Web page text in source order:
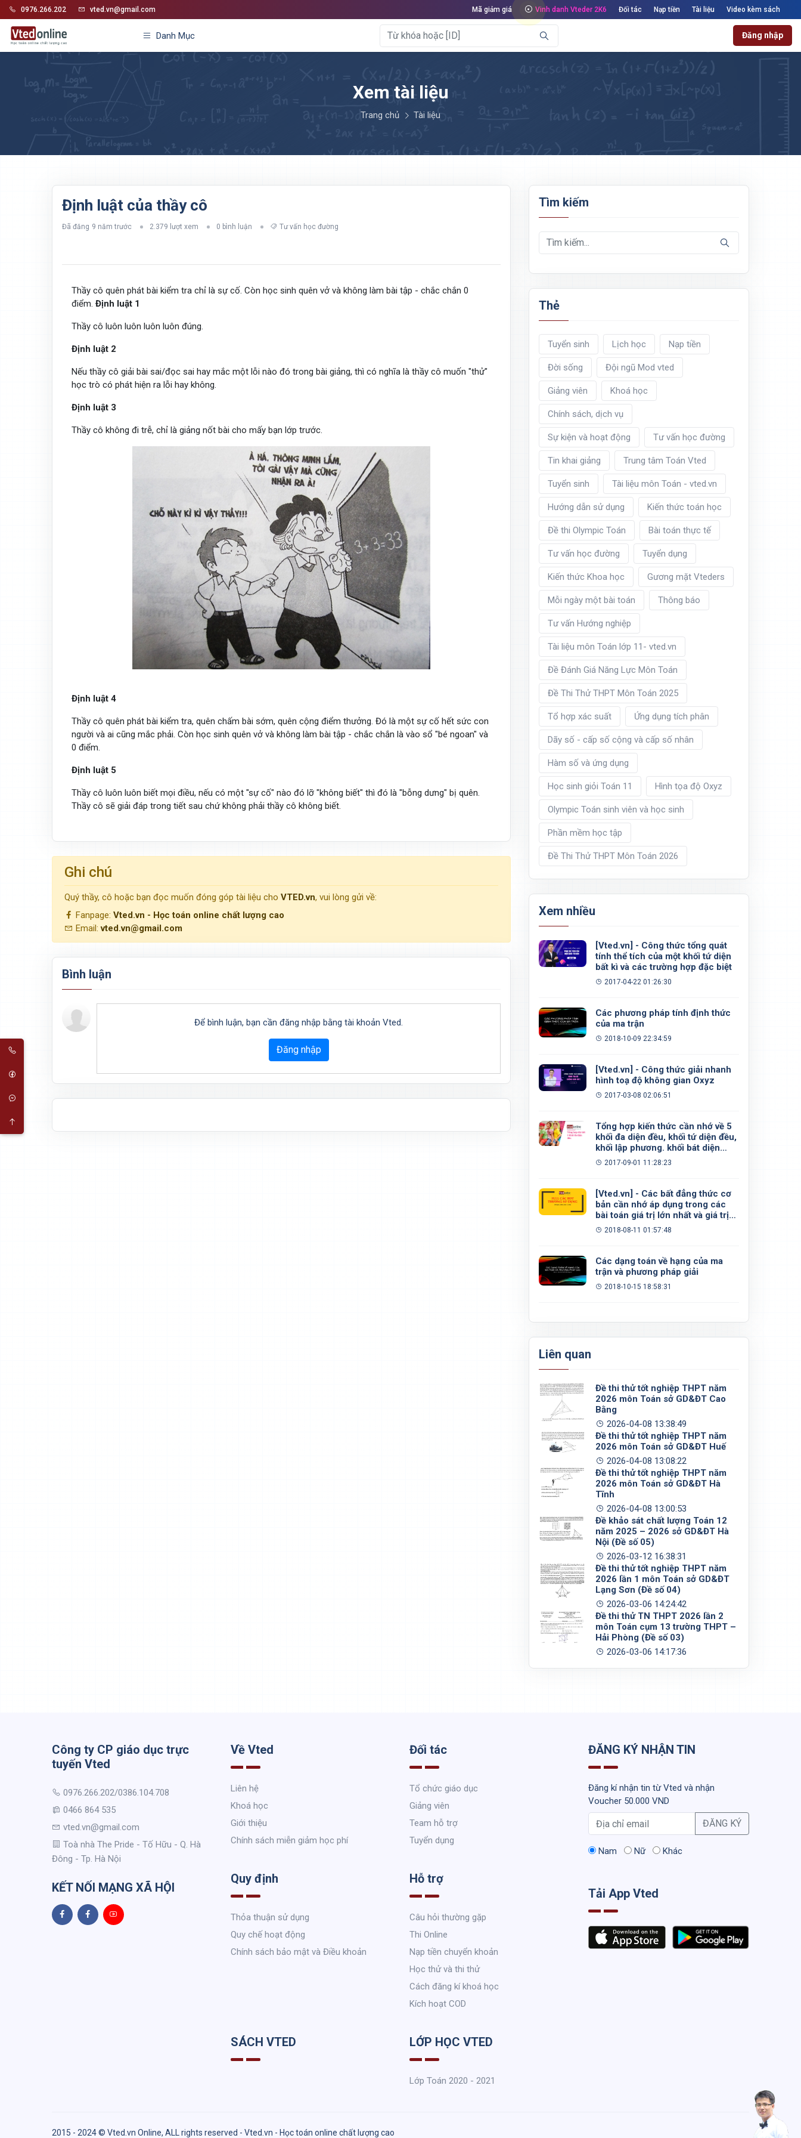
0976.266.202 vted.vn@gmail.com Mã giảm giá Vinh danh Vteder 2K6 Đối tác Nạp tiền Tài liệu Video kèm sách
Danh Mục Đăng nhập
Xem tài liệu
Trang chủ Tài liệu
Định luật của thầy cô
Đã đăng 9 năm trước 2.379 lượt xem 0 bình luận Tư vấn học đường
Thầy cô quên phát bài kiểm tra chỉ là sự cố. Còn học sinh quên vở và không làm bài tập - chắc chắn 0
điểm. Định luật 1
Thầy cô luôn luôn luôn luôn đúng.
Định luật 2
Nếu thầy cô giải bài sai/đọc sai hay mắc một lỗi nào đó trong bài giảng, thì có nghĩa là thầy cô muốn "thử"
học trò có phát hiện ra lỗi hay không.
Định luật 3
Thầy cô không đi trễ, chỉ là giảng nốt bài cho mấy bạn lớp trước.
Định luật 4
Thầy cô quên phát bài kiểm tra, quên chấm bài sớm, quên cộng điểm thưởng. Đó là một sự cố hết sức con
người và ai cũng mắc phải. Còn học sinh quên vở và không làm bài tập - chắc chắn là vào sổ "bé ngoan" và
0 điểm.
Định luật 5
Thầy cô luôn luôn biết mọi điều, nếu có một "sự cố" nào đó lỡ "không biết" thì đó là "bỗng dưng" bị quên.
Thầy cô sẽ giải đáp trong tiết sau chứ không phải thầy cô không biết.
Ghi chú
Quý thầy, cô hoặc bạn đọc muốn đóng góp tài liệu cho VTED.vn, vui lòng gửi về:
Fanpage: Vted.vn - Học toán online chất lượng cao
Email:vted.vn@gmail.com
Bình luận
Để bình luận, bạn cần đăng nhập bằng tài khoản Vted.
Đăng nhập
Tìm kiếm
Thẻ
Tuyển sinh Lịch học Nạp tiền
Đời sống Đội ngũ Mod vted
Giảng viên Khoá học
Chính sách, dịch vụ
Sự kiện và hoạt động Tư vấn học đường
Tin khai giảng Trung tâm Toán Vted
Tuyển sinh Tài liệu môn Toán - vted.vn
Hướng dẫn sử dụng Kiến thức toán học
Đề thi Olympic Toán Bài toán thực tế
Tư vấn học đường Tuyển dụng
Kiến thức Khoa học Gương mặt Vteders
Mỗi ngày một bài toán Thông báo
Tư vấn Hướng nghiệp
Tài liệu môn Toán lớp 11- vted.vn
Đề Đánh Giá Năng Lực Môn Toán
Đề Thi Thử THPT Môn Toán 2025
Tổ hợp xác suất Ứng dụng tích phân
Dãy số - cấp số cộng và cấp số nhân
Hàm số và ứng dụng
Học sinh giỏi Toán 11 Hình tọa độ Oxyz
Olympic Toán sinh viên và học sinh
Phần mềm học tập
Đề Thi Thử THPT Môn Toán 2026
Xem nhiều
[Vted.vn] - Công thức tổng quát
tính thể tích của một khối tứ diện
bất kì và các trường hợp đặc biệt
2017-04-22 01:26:30
Các phương pháp tính định thức
của ma trận
2018-10-09 22:34:59
[Vted.vn] - Công thức giải nhanh
hình toạ độ không gian Oxyz
2017-03-08 02:06:51
Tổng hợp kiến thức cần nhớ về 5
khối đa diện đều, khối tứ diện đều,
khối lập phương. khối bát diện
đều, khối 12 mặt đều, khối 20 mặt
2017-09-01 11:28:23
[Vted.vn] - Các bất đẳng thức cơ
bản cần nhớ áp dụng trong các
bài toán giá trị lớn nhất và giá trị
nhỏ nhất
2018-08-11 01:57:48
Các dạng toán về hạng của ma
trận và phương pháp giải
2018-10-15 18:58:31
Liên quan
Đề thi thử tốt nghiệp THPT năm
2026 môn Toán sở GD&ĐT Cao
Bằng
2026-04-08 13:38:49
Đề thi thử tốt nghiệp THPT năm
2026 môn Toán sở GD&ĐT Huế
2026-04-08 13:08:22
Đề thi thử tốt nghiệp THPT năm
2026 môn Toán sở GD&ĐT Hà
Tĩnh
2026-04-08 13:00:53
Đề khảo sát chất lượng Toán 12
năm 2025 – 2026 sở GD&ĐT Hà
Nội (Đề số 05)
2026-03-12 16:38:31
Đề thi thử tốt nghiệp THPT năm
2026 lần 1 môn Toán sở GD&ĐT
Lạng Sơn (Đề số 04)
2026-03-06 14:24:42
Đề thi thử TN THPT 2026 lần 2
môn Toán cụm 13 trường THPT –
Hải Phòng (Đề số 03)
2026-03-06 14:17:36
Công ty CP giáo dục trực
tuyến Vted
0976.266.202/0386.104.708
0466 864 535
vted.vn@gmail.com
Toà nhà The Pride - Tố Hữu - Q. Hà
Đông - Tp. Hà Nội
KẾT NỐI MẠNG XÃ HỘI
Về Vted
Liên hệ
Khoá học
Giới thiệu
Chính sách miễn giảm học phí
Đối tác
Tổ chức giáo dục
Giảng viên
Team hỗ trợ
Tuyển dụng
Quy định
Thỏa thuận sử dụng
Quy chế hoạt động
Chính sách bảo mật và Điều khoản
Hỗ trợ
Câu hỏi thường gặp
Thi Online
Nạp tiền chuyển khoản
Học thử và thi thử
Cách đăng kí khoá học
Kích hoạt COD
SÁCH VTED LỚP HỌC VTED
Lớp Toán 2020 - 2021
ĐĂNG KÝ NHẬN TIN
Đăng kí nhận tin từ Vted và nhận
Voucher 50.000 VND
ĐĂNG KÝ
Nam Nữ Khác
Tải App Vted
2015 - 2024 © Vted.vn Online, ALL rights reserved - Vted.vn - Học toán online chất lượng cao